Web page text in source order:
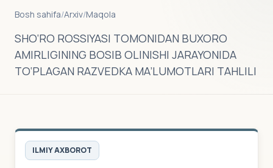
Bosh sahifa/Arxiv/Maqola
SHO‘RO ROSSIYASI TOMONIDAN BUXORO
AMIRLIGINING BOSIB OLINISHI JARAYONIDA
TO‘PLAGAN RAZVEDKA MA’LUMOTLARI TAHLILI
ILMIY AXBOROT